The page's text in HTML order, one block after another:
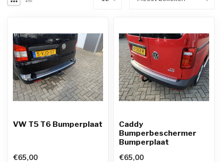
VW T5 T6 Bumperplaat
€65,00
Caddy
Bumperbeschermer
Bumperplaat
€65,00